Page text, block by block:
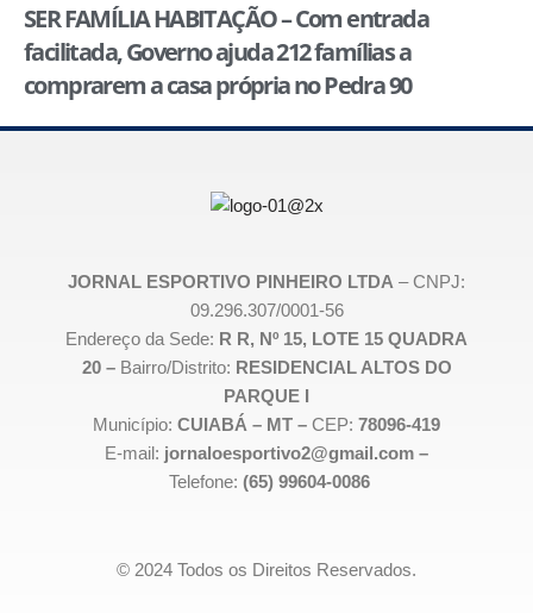
SER FAMÍLIA HABITAÇÃO – Com entrada
facilitada, Governo ajuda 212 famílias a
comprarem a casa própria no Pedra 90
JORNAL ESPORTIVO PINHEIRO LTDA – CNPJ:
09.296.307/0001-56
Endereço da Sede: R R, Nº 15, LOTE 15 QUADRA
20 – Bairro/Distrito: RESIDENCIAL ALTOS DO
PARQUE I
Município: CUIABÁ – MT – CEP: 78096-419
E-mail: jornaloesportivo2@gmail.com –
Telefone: (65) 99604-0086
© 2024 Todos os Direitos Reservados.